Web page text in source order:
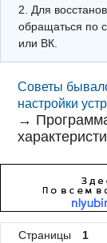
2. Для
обращаться по
или ВК.
Советы
настройки
→
Страницы
1